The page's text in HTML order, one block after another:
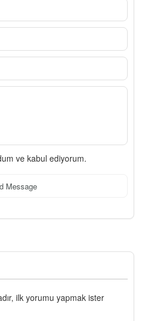
ve kabul ediyorum.
Message
ilk yorumu yapmak ister